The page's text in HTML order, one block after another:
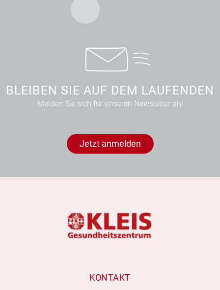
BLEIBEN SIE AUF DEM LAUFENDEN
Melden Sie sich für unseren Newsletter an!
Jetzt anmelden
KONTAKT